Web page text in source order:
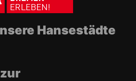
Hansestädte